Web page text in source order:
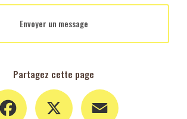
Envoyer un message
Partagez cette page
Facebook